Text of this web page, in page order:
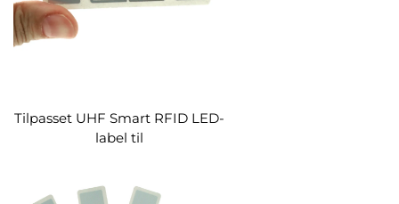
Tilpasset UHF Smart RFID LED-
label til